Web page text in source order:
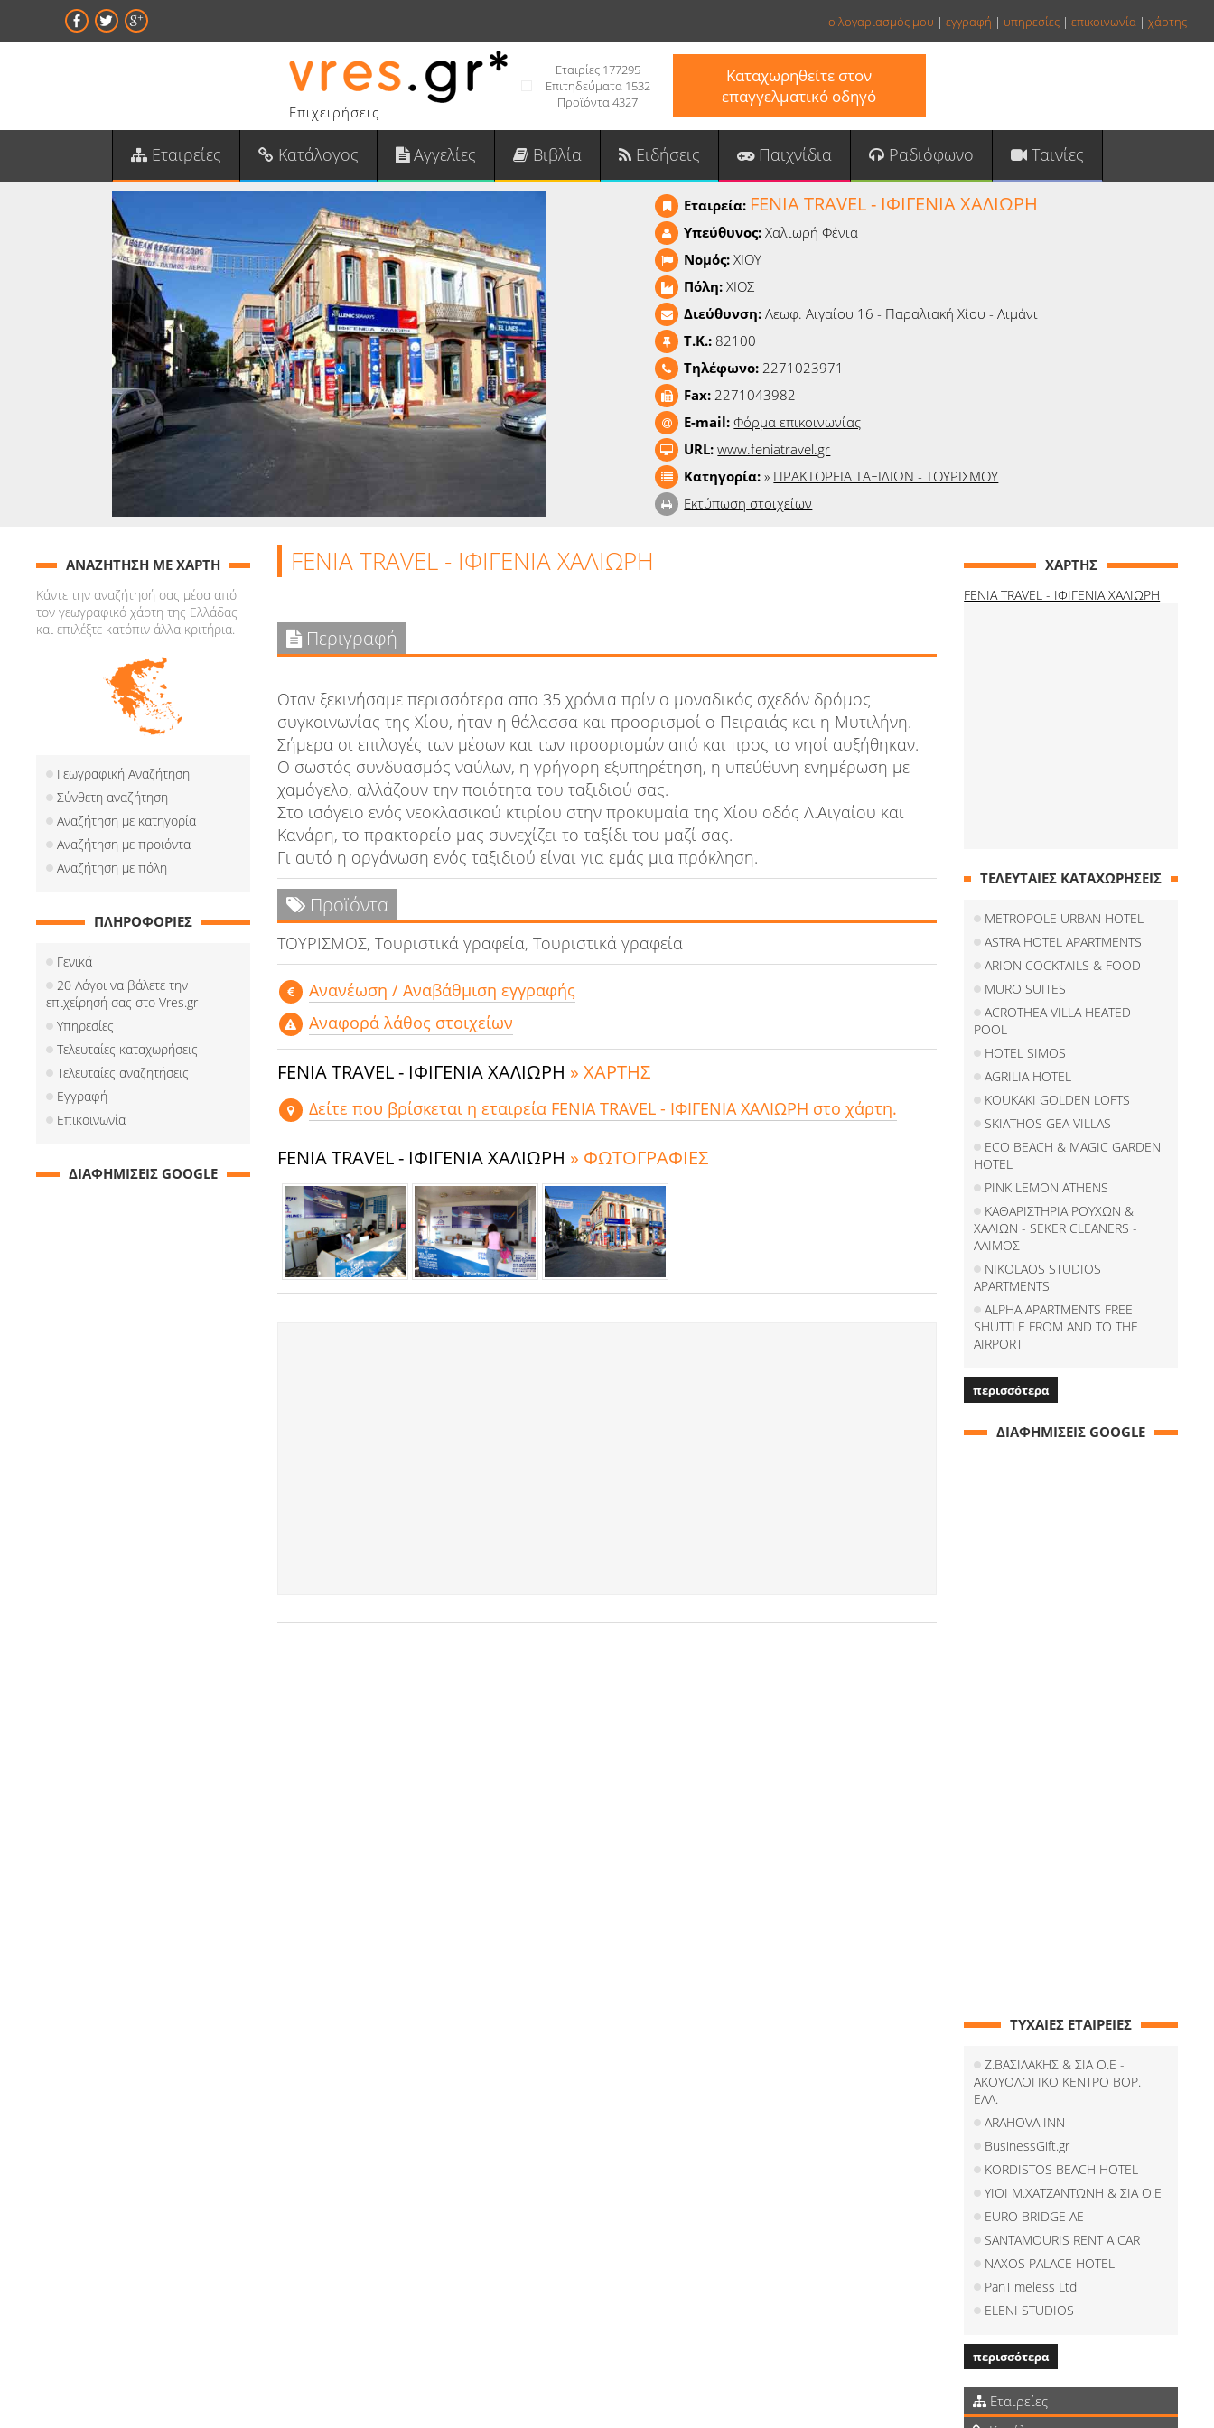
ο λογαριασμός μου | εγγραφή | υπηρεσίες | επικοινωνία | χάρτης
Επιχειρήσεις
Εταιρίες 177295
Επιτηδεύματα 1532
Προϊόντα 4327
Καταχωρηθείτε στον
επαγγελματικό οδηγό
Εταιρείες Κατάλογος Αγγελίες Βιβλία Ειδήσεις Παιχνίδια Ραδιόφωνο Ταινίες
Εταιρεία: FENIA TRAVEL - ΙΦΙΓΕΝΙΑ ΧΑΛΙΩΡΗ
Υπεύθυνος:Χαλιωρή Φένια
Νομός:ΧΙΟΥ
Πόλη:ΧΙΟΣ
Διεύθυνση:Λεωφ. Αιγαίου 16 - Παραλιακή Χίου - Λιμάνι
T.K.: 82100
Τηλέφωνο:2271023971
Fax:2271043982
E-mail:Φόρμα επικοινωνίας
URL:www.feniatravel.gr
Κατηγορία:» ΠΡΑΚΤΟΡΕΙΑ ΤΑΞΙΔΙΩΝ - ΤΟΥΡΙΣΜΟΥ
Εκτύπωση στοιχείων
FENIA TRAVEL - ΙΦΙΓΕΝΙΑ ΧΑΛΙΩΡΗ
Περιγραφή
Οταν ξεκινήσαμε περισσότερα απο 35 χρόνια πρίν ο μοναδικός σχεδόν δρόμος
συγκοινωνίας της Χίου, ήταν η θάλασσα και προορισμοί ο Πειραιάς και η Μυτιλήνη.
Σήμερα οι επιλογές των μέσων και των προορισμών από και προς το νησί αυξήθηκαν.
Ο σωστός συνδυασμός ναύλων, η γρήγορη εξυπηρέτηση, η υπεύθυνη ενημέρωση με
χαμόγελο, αλλάζουν την ποιότητα του ταξιδιού σας.
Στο ισόγειο ενός νεοκλασικού κτιρίου στην προκυμαία της Χίου οδός Λ.Αιγαίου και
Κανάρη, το πρακτορείο μας συνεχίζει το ταξίδι του μαζί σας.
Γι αυτό η οργάνωση ενός ταξιδιού είναι για εμάς μια πρόκληση.
Προϊόντα
ΤΟΥΡΙΣΜΟΣ, Τουριστικά γραφεία, Τουριστικά γραφεία
Aνανέωση / Αναβάθμιση εγγραφής
Αναφορά λάθος στοιχείων
FENIA TRAVEL - ΙΦΙΓΕΝΙΑ ΧΑΛΙΩΡΗ » ΧΑΡΤΗΣ
Δείτε που βρίσκεται η εταιρεία FENIA TRAVEL - ΙΦΙΓΕΝΙΑ ΧΑΛΙΩΡΗ στο χάρτη.
FENIA TRAVEL - ΙΦΙΓΕΝΙΑ ΧΑΛΙΩΡΗ » ΦΩΤΟΓΡΑΦΙΕΣ
ΑΝΑΖΗΤΗΣΗ ΜΕ ΧΑΡΤΗ
Κάντε την αναζήτησή σας μέσα από
τον γεωγραφικό χάρτη της Ελλάδας
και επιλέξτε κατόπιν άλλα κριτήρια.
Γεωγραφική Αναζήτηση
Σύνθετη αναζήτηση
Αναζήτηση με κατηγορία
Αναζήτηση με προιόντα
Αναζήτηση με πόλη
ΠΛΗΡΟΦΟΡΙΕΣ
Γενικά
20 Λόγοι να βάλετε την
επιχείρησή σας στο Vres.gr
Υπηρεσίες
Τελευταίες καταχωρήσεις
Τελευταίες αναζητήσεις
Εγγραφή
Επικοινωνία
ΔΙΑΦΗΜΙΣΕΙΣ GOOGLE
ΧΑΡΤΗΣ
FENIA TRAVEL - ΙΦΙΓΕΝΙΑ ΧΑΛΙΩΡΗ
ΤΕΛΕΥΤΑΙΕΣ ΚΑΤΑΧΩΡΗΣΕΙΣ
METROPOLE URBAN HOTEL
ASTRA HOTEL APARTMENTS
ARION COCKTAILS & FOOD
MURO SUITES
ACROTHEA VILLA HEATED
POOL
HOTEL SIMOS
AGRILIA HOTEL
KOUKAKI GOLDEN LOFTS
SKIATHOS GEA VILLAS
ECO BEACH & MAGIC GARDEN
HOTEL
PINK LEMON ATHENS
ΚΑΘΑΡΙΣΤΗΡΙΑ ΡΟΥΧΩΝ &
ΧΑΛΙΩΝ - SEKER CLEANERS -
ΑΛΙΜΟΣ
NIKOLAOS STUDIOS
APARTMENTS
ALPHA APARTMENTS FREE
SHUTTLE FROM AND TO THE
AIRPORT
περισσότερα
ΔΙΑΦΗΜΙΣΕΙΣ GOOGLE
ΤΥΧΑΙΕΣ ΕΤΑΙΡΕΙΕΣ
Ζ.ΒΑΣΙΛΑΚΗΣ & ΣΙΑ Ο.Ε -
ΑΚΟΥΟΛΟΓΙΚΟ ΚΕΝΤΡΟ ΒΟΡ.
ΕΛΛ.
ARAHOVA INN
BusinessGift.gr
KORDISTOS BEACH HOTEL
ΥΙΟΙ Μ.ΧΑΤΖΑΝΤΩΝΗ & ΣΙΑ Ο.Ε
ΕURΟ ΒRΙDGΕ ΑΕ
SANTAMOURIS RENT A CAR
NAXOS PALACE HOTEL
PanTimeless Ltd
ELENI STUDIOS
περισσότερα
Εταιρείες